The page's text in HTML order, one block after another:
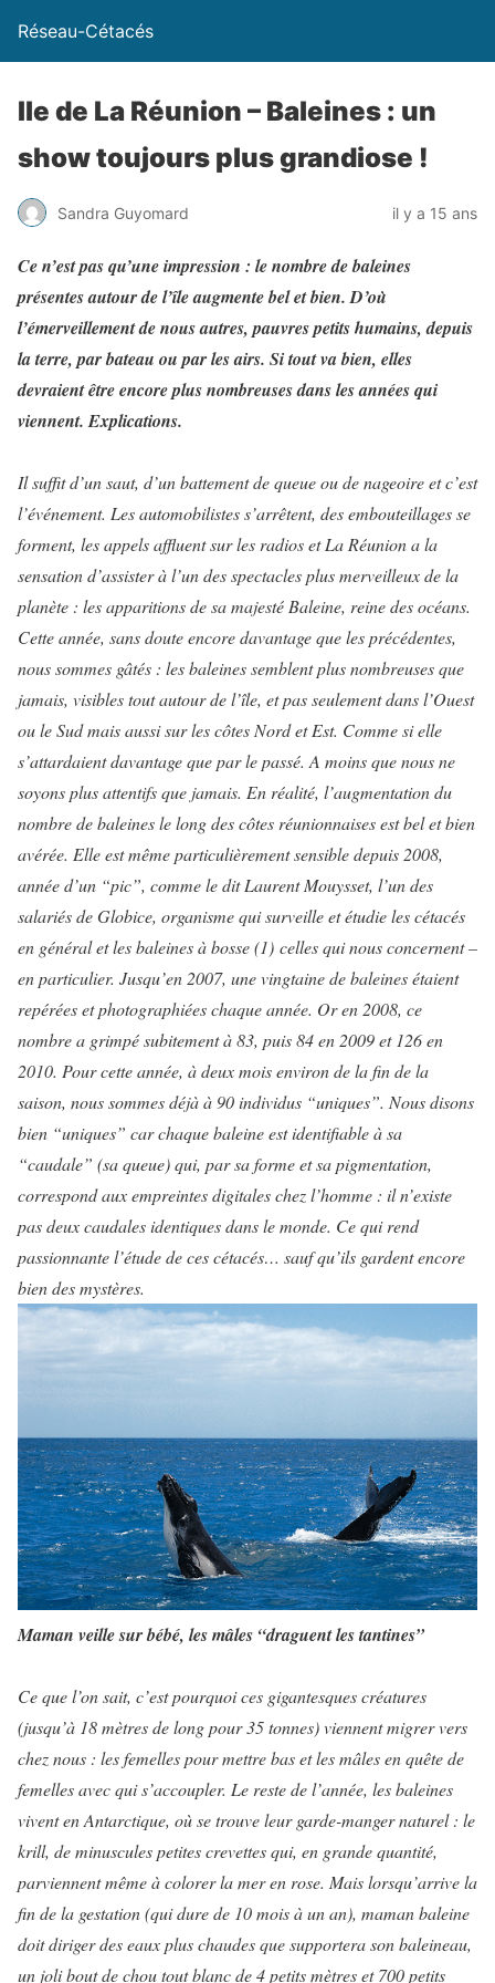
Réseau-Cétacés
Ile de La Réunion – Baleines : un
show toujours plus grandiose !
Sandra Guyomard il y a 15 ans
Ce n’est pas qu’une impression : le nombre de baleines
présentes autour de l’île augmente bel et bien. D’où
l’émerveillement de nous autres, pauvres petits humains, depuis
la terre, par bateau ou par les airs. Si tout va bien, elles
devraient être encore plus nombreuses dans les années qui
viennent. Explications.
Il suffit d’un saut, d’un battement de queue ou de nageoire et c’est
l’événement. Les automobilistes s’arrêtent, des embouteillages se
forment, les appels affluent sur les radios et La Réunion a la
sensation d’assister à l’un des spectacles plus merveilleux de la
planète : les apparitions de sa majesté Baleine, reine des océans.
Cette année, sans doute encore davantage que les précédentes,
nous sommes gâtés : les baleines semblent plus nombreuses que
jamais, visibles tout autour de l’île, et pas seulement dans l’Ouest
ou le Sud mais aussi sur les côtes Nord et Est. Comme si elle
s’attardaient davantage que par le passé. A moins que nous ne
soyons plus attentifs que jamais. En réalité, l’augmentation du
nombre de baleines le long des côtes réunionnaises est bel et bien
avérée. Elle est même particulièrement sensible depuis 2008,
année d’un “pic”, comme le dit Laurent Mouysset, l’un des
salariés de Globice, organisme qui surveille et étudie les cétacés
en général et les baleines à bosse (1) celles qui nous concernent –
en particulier. Jusqu’en 2007, une vingtaine de baleines étaient
repérées et photographiées chaque année. Or en 2008, ce
nombre a grimpé subitement à 83, puis 84 en 2009 et 126 en
2010. Pour cette année, à deux mois environ de la fin de la
saison, nous sommes déjà à 90 individus “uniques”. Nous disons
bien “uniques” car chaque baleine est identifiable à sa
“caudale” (sa queue) qui, par sa forme et sa pigmentation,
correspond aux empreintes digitales chez l’homme : il n’existe
pas deux caudales identiques dans le monde. Ce qui rend
passionnante l’étude de ces cétacés… sauf qu’ils gardent encore
bien des mystères.
Maman veille sur bébé, les mâles “draguent les tantines”
Ce que l’on sait, c’est pourquoi ces gigantesques créatures
(jusqu’à 18 mètres de long pour 35 tonnes) viennent migrer vers
chez nous : les femelles pour mettre bas et les mâles en quête de
femelles avec qui s’accoupler. Le reste de l’année, les baleines
vivent en Antarctique, où se trouve leur garde-manger naturel : le
krill, de minuscules petites crevettes qui, en grande quantité,
parviennent même à colorer la mer en rose. Mais lorsqu’arrive la
fin de la gestation (qui dure de 10 mois à un an), maman baleine
doit diriger des eaux plus chaudes que supportera son baleineau,
un joli bout de chou tout blanc de 4 petits mètres et 700 petits